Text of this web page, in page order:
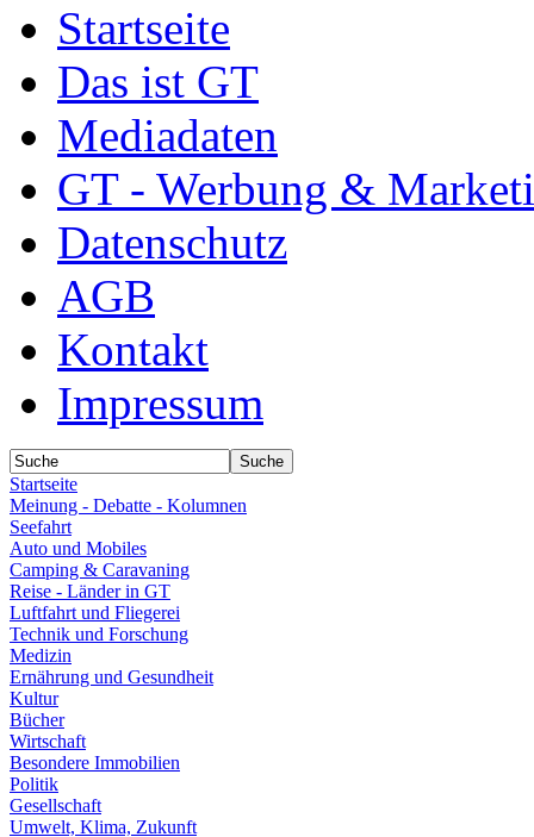
Startseite
Das ist GT
Mediadaten
GT - Werbung &
Datenschutz
AGB
Kontakt
Impressum
Startseite
Meinung - Debatte - Kolumnen
Seefahrt
Auto und Mobiles
Camping & Caravaning
Reise - Länder in GT
Luftfahrt und Fliegerei
Technik und Forschung
Medizin
Ernährung und Gesundheit
Kultur
Bücher
Wirtschaft
Besondere Immobilien
Politik
Gesellschaft
Umwelt, Klima, Zukunft